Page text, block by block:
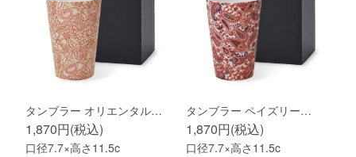
タンブラー オリエンタル…
1,870円(税込)
口径7.7×高さ11.5c
タンブラー ペイズリー…
1,870円(税込)
口径7.7×高さ11.5c